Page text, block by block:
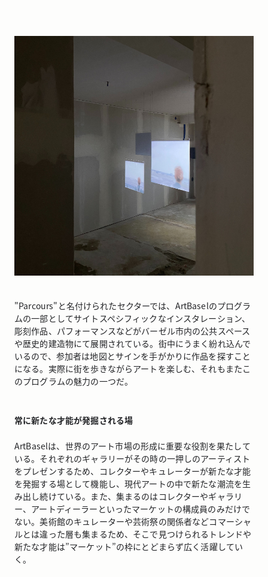
"Parcours"と名付けられたセクターでは、ArtBaselのプログラ
ムの一部としてサイトスペシフィックなインスタレーション、
彫刻作品、パフォーマンスなどがバーゼル市内の公共スペース
や歴史的建造物にて展開されている。街中にうまく紛れ込んで
いるので、参加者は地図とサインを手がかりに作品を探すこと
になる。実際に街を歩きながらアートを楽しむ、それもまたこ
のプログラムの魅力の一つだ。
常に新たな才能が発掘される場
ArtBaselは、世界のアート市場の形成に重要な役割を果たして
いる。それぞれのギャラリーがその時の一押しのアーティスト
をプレゼンするため、コレクターやキュレーターが新たな才能
を発掘する場として機能し、現代アートの中で新たな潮流を生
み出し続けている。また、集まるのはコレクターやギャラリ
ー、アートディーラーといったマーケットの構成員のみだけで
ない。美術館のキュレーターや芸術祭の関係者などコマーシャ
ルとは違った層も集まるため、そこで見つけられるトレンドや
新たな才能は”マーケット”の枠にとどまらず広く活躍してい
く。